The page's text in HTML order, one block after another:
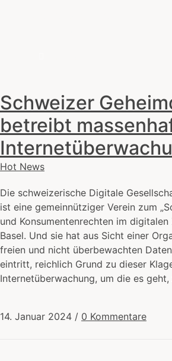
Schweizer
betreibt
Hot News
Die schweizerische Digitale
ist eine gemeinnütziger Verein zum
und Konsumentenrechten im
Basel. Und sie hat aus Sicht einer
freien und nicht überbewachten
eintritt, reichlich Grund zu dieser
Internetüberwachung, um die es
14. Januar 2024 / 0 Kommentare